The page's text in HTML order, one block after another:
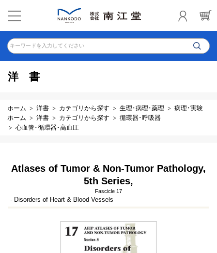
キーワードを入力してください
洋書
ホーム 洋書 カテゴリから探す 生理･病理･薬理
病理･実験
ホーム
洋書 カテゴリから探す
循環器･呼吸器
心血管･循環器･高血圧
Atlases of Tumor & Non-Tumor Pathology,
5th Series,
Fascicle 17
- Disorders of Heart & Blood Vessels